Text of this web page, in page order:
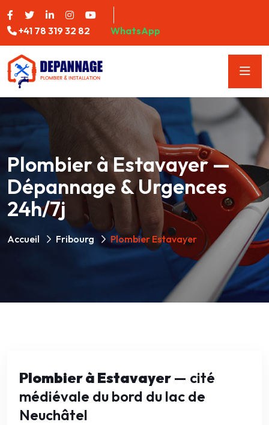
+41 78 319 32 82 WhatsApp
Plombier à Estavayer —
Dépannage & Urgences
24h/7j
Accueil Fribourg Plombier Estavayer
Plombier à Estavayer — cité
médiévale du bord du lac de
Neuchâtel